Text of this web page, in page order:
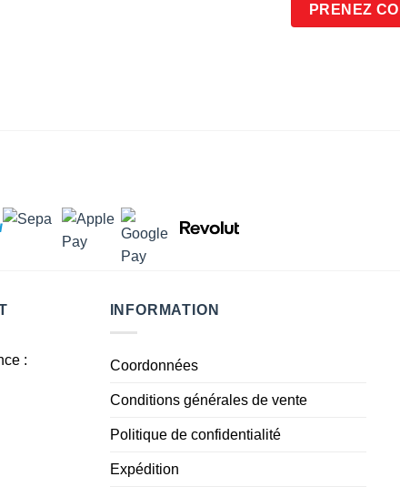
PRENEZ
:
INFORMATION
Coordonnées
Conditions générales de vente
Politique de confidentialité
Expédition